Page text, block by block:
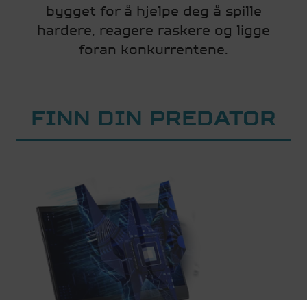
bygget for å hjelpe deg å spille
hardere, reagere raskere og ligge
foran konkurrentene.
FINN DIN PREDATOR